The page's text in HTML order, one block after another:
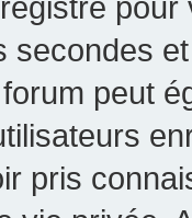
secondes
forum peut
pris